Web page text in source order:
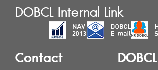
DOBCL Internal Link
Contact
DOBCL